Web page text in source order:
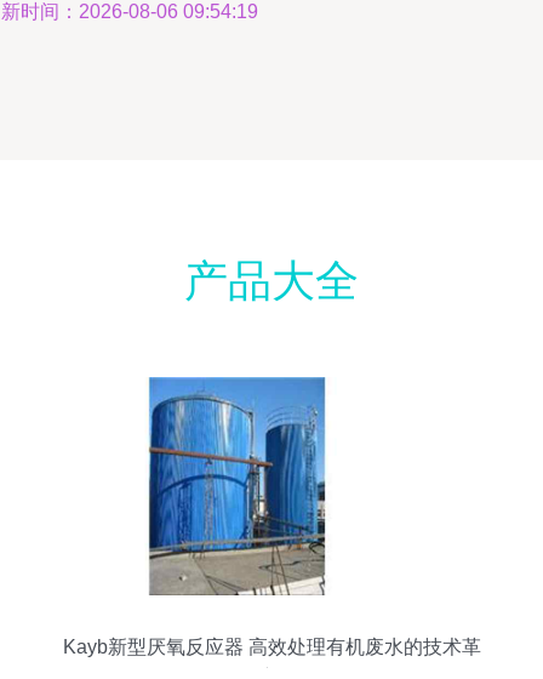
时间：2026-08-06 09:54:19
产品大全
Kayb新型厌氧反应器 高效处理有机废水的技术革